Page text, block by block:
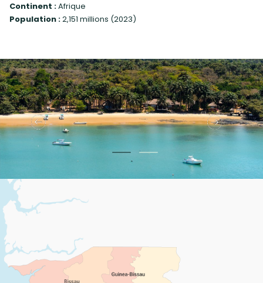
Continent :Afrique
Population :2,151 millions (2023)
‹ ›